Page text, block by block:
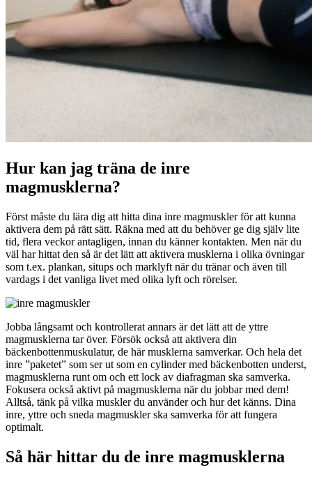
Hur kan jag träna de inre
magmusklerna?
Först måste du lära dig att hitta dina inre magmuskler för att kunna
aktivera dem på rätt sätt. Räkna med att du behöver ge dig själv lite
tid, flera veckor antagligen, innan du känner kontakten. Men när du
väl har hittat den så är det lätt att aktivera musklerna i olika övningar
som t.ex. plankan, situps och marklyft när du tränar och även till
vardags i det vanliga livet med olika lyft och rörelser.
Jobba långsamt och kontrollerat annars är det lätt att de yttre
magmusklerna tar över. Försök också att aktivera din
bäckenbottenmuskulatur, de här musklerna samverkar. Och hela det
inre ”paketet” som ser ut som en cylinder med bäckenbotten underst,
magmusklerna runt om och ett lock av diafragman ska samverka.
Fokusera också aktivt på magmusklerna när du jobbar med dem!
Alltså, tänk på vilka muskler du använder och hur det känns. Dina
inre, yttre och sneda magmuskler ska samverka för att fungera
optimalt.
Så här hittar du de inre magmusklerna